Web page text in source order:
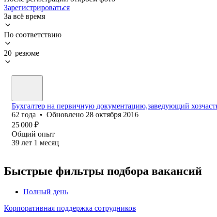
Зарегистрироваться
За всё время
По соответствию
20 резюме
Бухгалтер на первичную документацию,заведующий
62 года • Обновлено 28 октября 2016
25 000 ₽
Общий опыт
39 лет 1 месяц
Быстрые фильтры подбора вакансий
Полный день
Корпоративная поддержка сотрудников